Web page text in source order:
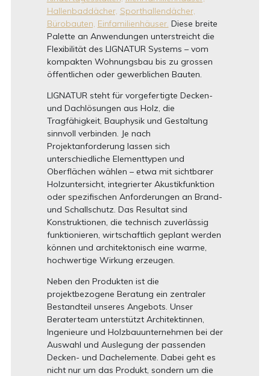
Hallenbaddächer, Sporthallendächer,
Bürobauten, Einfamilienhäuser. Diese breite
Palette an Anwendungen unterstreicht die
Flexibilität des LIGNATUR Systems – vom
kompakten Wohnungsbau bis zu grossen
öffentlichen oder gewerblichen Bauten.
LIGNATUR steht für vorgefertigte Decken-
und Dachlösungen aus Holz, die
Tragfähigkeit, Bauphysik und Gestaltung
sinnvoll verbinden. Je nach
Projektanforderung lassen sich
unterschiedliche Elementtypen und
Oberflächen wählen – etwa mit sichtbarer
Holzuntersicht, integrierter Akustikfunktion
oder spezifischen Anforderungen an Brand-
und Schallschutz. Das Resultat sind
Konstruktionen, die technisch zuverlässig
funktionieren, wirtschaftlich geplant werden
können und architektonisch eine warme,
hochwertige Wirkung erzeugen.
Neben den Produkten ist die
projektbezogene Beratung ein zentraler
Bestandteil unseres Angebots. Unser
Beraterteam unterstützt Architektinnen,
Ingenieure und Holzbauunternehmen bei der
Auswahl und Auslegung der passenden
Decken- und Dachelemente. Dabei geht es
nicht nur um das Produkt, sondern um die